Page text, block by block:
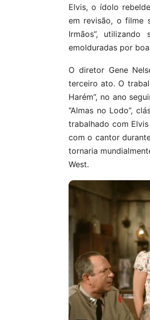
Elvis, o ídolo
em revisão, o filme
Irmãos”,
emolduradas por
O diretor Gene
terceiro ato. O
Harém”, no ano
“Almas no Lodo”,
trabalhado com Elvis
com o cantor
tornaria
West.